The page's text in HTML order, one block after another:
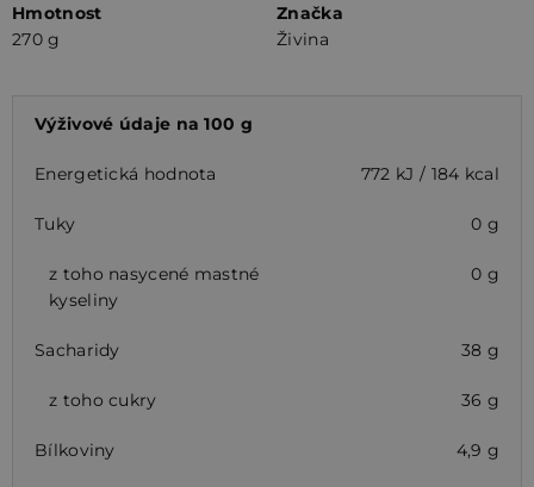
Hmotnost
270 g
Značka
Živina
Výživové údaje na 100 g
Energetická hodnota 772 kJ / 184 kcal
Tuky 0 g
z toho nasycené mastné
kyseliny
0 g
Sacharidy 38 g
z toho cukry 36 g
Bílkoviny 4,9 g